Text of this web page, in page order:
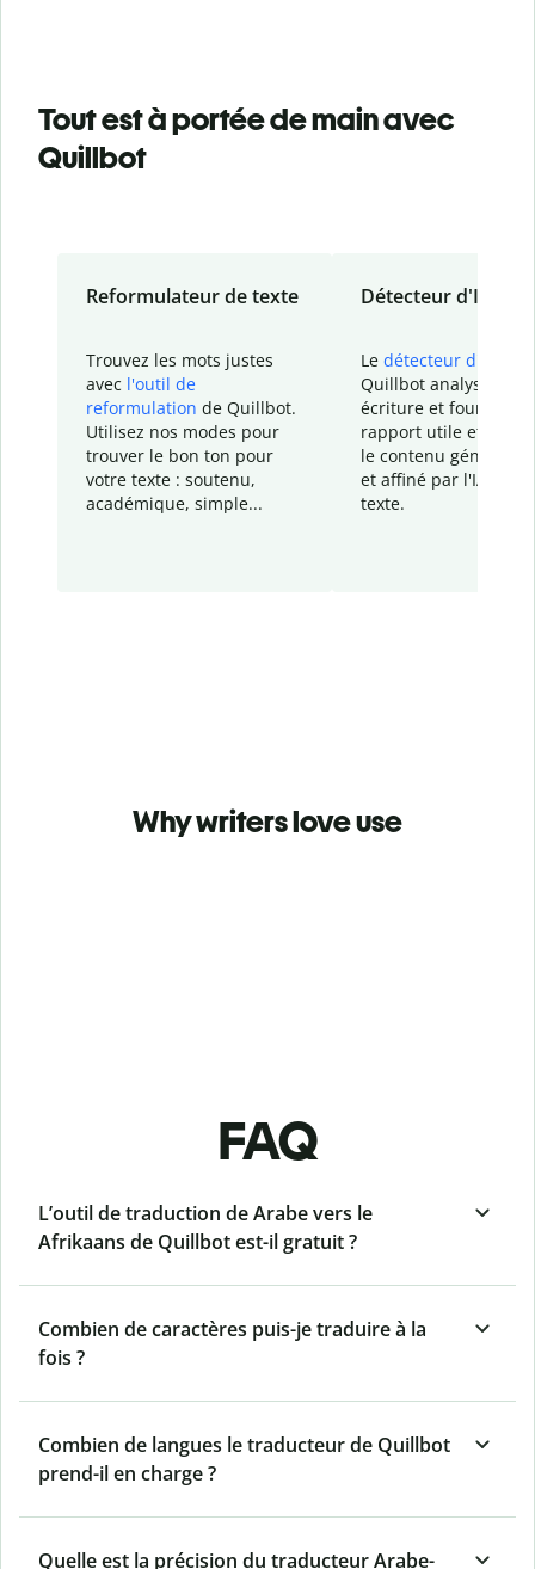
Tout est à portée de main avec
Quillbot
Reformulateur de texte
Trouvez les mots justes
avec l'outil de
reformulation de Quillbot.
Utilisez nos modes pour
trouver le bon ton pour
votre texte : soutenu,
académique, simple...
Détecteur d'IA
Le détecteur d'IA
Quillbot analyse votre
écriture et fournit un
rapport utile et
le contenu généré
et affiné par l'IA
texte.
Why writers love use
FAQ
L’outil de traduction de Arabe vers le
Afrikaans de Quillbot est-il gratuit ?
Combien de caractères puis-je traduire à la
fois ?
Combien de langues le traducteur de Quillbot
prend-il en charge ?
Quelle est la précision du traducteur Arabe-